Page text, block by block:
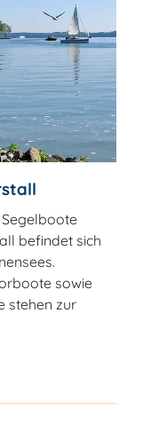
befindet sich
sowie
stehen zur